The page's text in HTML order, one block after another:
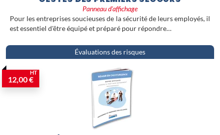
tout professionnel du transport
soucieux de la sécurité de ses équipes.
Panneau d'affichage
Pour les entreprises soucieuses de la sécurité de leurs employés, il
est essentiel d'être équipé et préparé pour répondre…
Évaluations des risques
12,00 €
HT